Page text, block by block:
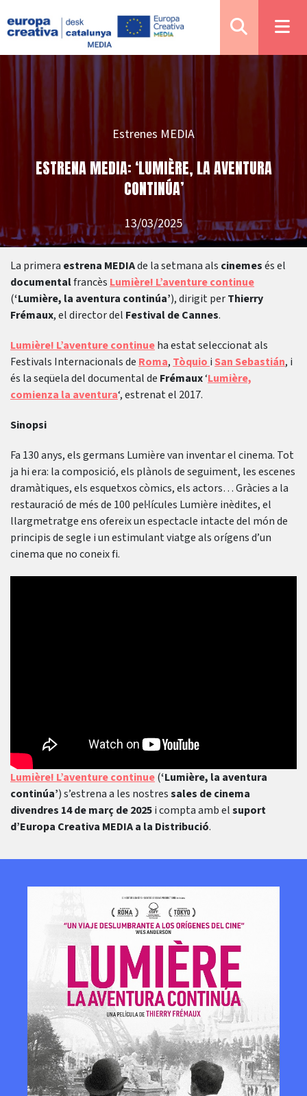
Estrenes MEDIA
ESTRENA MEDIA: ‘LUMIÈRE, LA AVENTURA
CONTINÚA’
13/03/2025
La primera estrena MEDIAde la setmana als cinemesés el
documentalfrancès Lumière! L’aventure continue
(‘Lumière, la aventura continúa’), dirigit perThierry
Frémaux, el director del Festival de Cannes.
Lumière! L’aventure continueha estat seleccionat als
Festivals Internacionals de Roma, Tòquio i San Sebastián, i
és la seqüela del documental de Frémaux‘Lumière,
comienza la aventura‘, estrenat el 2017.
Sinopsi
Fa 130 anys, els germans Lumière van inventar el cinema. Tot
ja hi era: la composició, els plànols de seguiment, les escenes
dramàtiques, els esquetxos còmics, els actors… Gràcies a la
restauració de més de 100 pel·lícules Lumière inèdites, el
llargmetratge ens ofereix un espectacle intacte del món de
principis de segle i un estimulant viatge als orígens d’un
cinema que no coneix fi.
Lumière! L’aventure continue(‘Lumière, la aventura
continúa’) s’estrena a les nostressales de cinema
divendres 14 de març de 2025i compta amb elsuport
d’Europa Creativa MEDIA a la Distribució.